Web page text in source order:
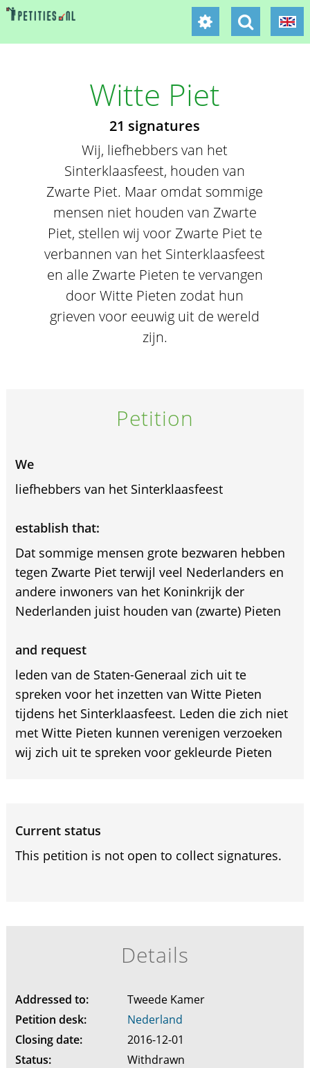
Witte Piet
21 signatures
Wij, liefhebbers van het
Sinterklaasfeest, houden van
Zwarte Piet. Maar omdat sommige
mensen niet houden van Zwarte
Piet, stellen wij voor Zwarte Piet te
verbannen van het Sinterklaasfeest
en alle Zwarte Pieten te vervangen
door Witte Pieten zodat hun
grieven voor eeuwig uit de wereld
zijn.
Petition
We
liefhebbers van het Sinterklaasfeest
establish that:
Dat sommige mensen grote bezwaren hebben
tegen Zwarte Piet terwijl veel Nederlanders en
andere inwoners van het Koninkrijk der
Nederlanden juist houden van (zwarte) Pieten
and request
leden van de Staten-Generaal zich uit te
spreken voor het inzetten van Witte Pieten
tijdens het Sinterklaasfeest. Leden die zich niet
met Witte Pieten kunnen verenigen verzoeken
wij zich uit te spreken voor gekleurde Pieten
Current status
This petition is not open to collect signatures.
Details
Addressed to:
Tweede Kamer
Petition desk:
Nederland
Closing date:
2016-12-01
Status:
Withdrawn